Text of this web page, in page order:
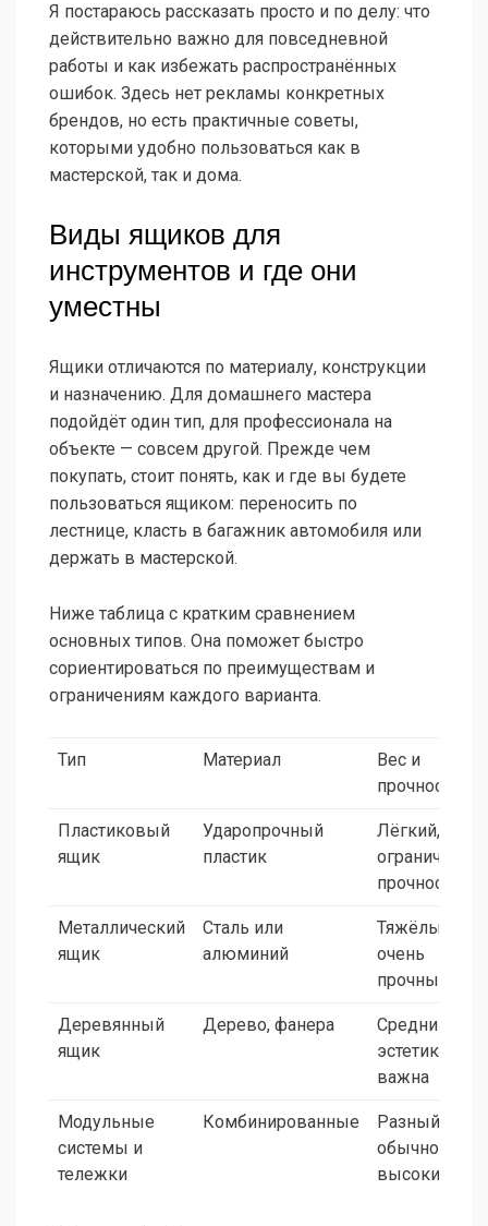
Я постараюсь рассказать просто и по делу: что
действительно важно для повседневной
работы и как избежать распространённых
ошибок. Здесь нет рекламы конкретных
брендов, но есть практичные советы,
которыми удобно пользоваться как в
мастерской, так и дома.
Виды ящиков для
инструментов и где они
уместны
Ящики отличаются по материалу, конструкции
и назначению. Для домашнего мастера
подойдёт один тип, для профессионала на
объекте — совсем другой. Прежде чем
покупать, стоит понять, как и где вы будете
пользоваться ящиком: переносить по
лестнице, класть в багажник автомобиля или
держать в мастерской.
Ниже таблица с кратким сравнением
основных типов. Она поможет быстро
сориентироваться по преимуществам и
ограничениям каждого варианта.
Тип Материал
Вес и
прочность
Пластиковый
ящик
Ударопрочный
пластик
Лёгкий,
ограниченная
прочность
Металлический
ящик
Сталь или
алюминий
Тяжёлый,
очень
прочный
Деревянный
ящик
Дерево, фанера
Средний вес,
эстетика
важна
Модульные
системы и
тележки
Комбинированные
Разный,
обычно
высокий